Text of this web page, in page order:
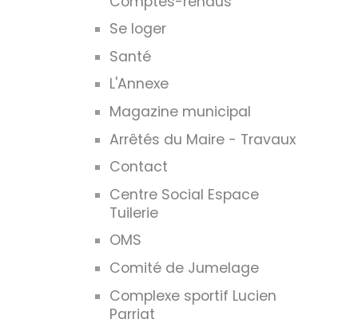
Se loger
Santé
L'Annexe
Magazine municipal
Arrêtés du Maire - Travaux
Contact
Centre Social Espace
Tuilerie
OMS
Comité de Jumelage
Complexe sportif Lucien
Parriat